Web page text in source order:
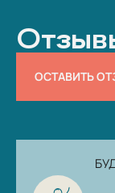
ОСТАВИТЬ